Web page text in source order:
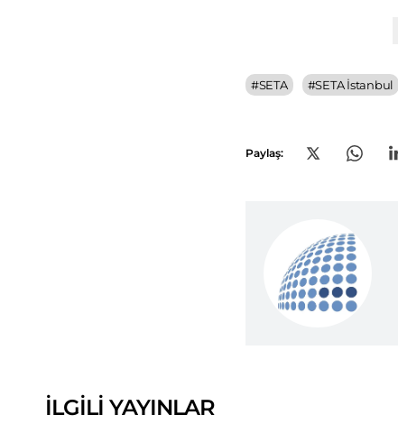
#SETA #SETA İstanbul
Paylaş:
İLGİLİ YAYINLAR